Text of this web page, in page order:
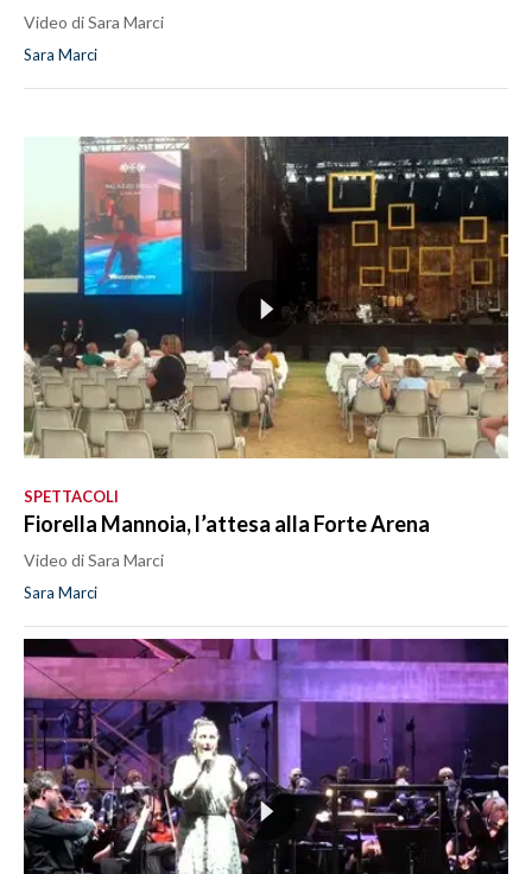
Video di Sara Marci
Sara Marci
SPETTACOLI
Fiorella Mannoia, l’attesa alla Forte Arena
Video di Sara Marci
Sara Marci